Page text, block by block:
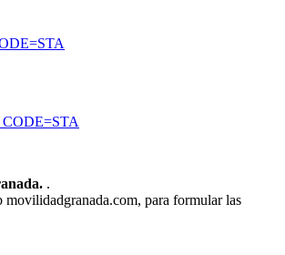
.
movilidadgranada.com, para formular las